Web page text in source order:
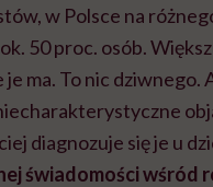
w Polsce na
50 proc. osób.
ma. To nic dziwnego.
diagnozuje się je u
świadomości wśród